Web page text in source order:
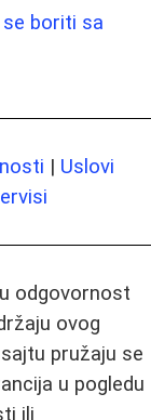
boriti sa
| Uslovi
odgovornost
ovog
pružaju se
u pogledu
ili